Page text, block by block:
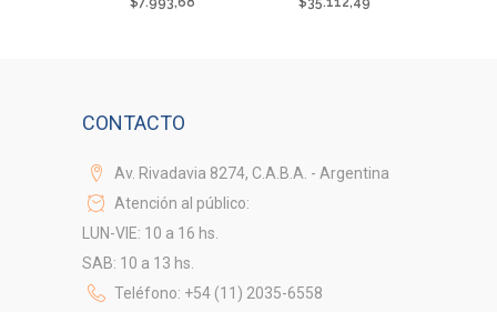
CONTACTO
Av. Rivadavia 8274, C.A.B.A. - Argentina
Atención al público:
LUN-VIE: 10 a 16 hs.
SAB: 10 a 13 hs.
Teléfono: +54 (11) 2035-6558